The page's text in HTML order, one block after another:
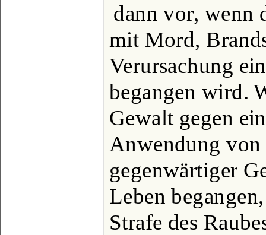
dann vor, wenn
mit Mord,
Verursachung
begangen wird.
Gewalt gegen
Anwendung
gegenwärtiger
Leben
Strafe des